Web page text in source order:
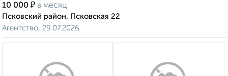
10 000 ₽ в месяц
Псковский район, Псковская 22
Агентство, 29.07.2026